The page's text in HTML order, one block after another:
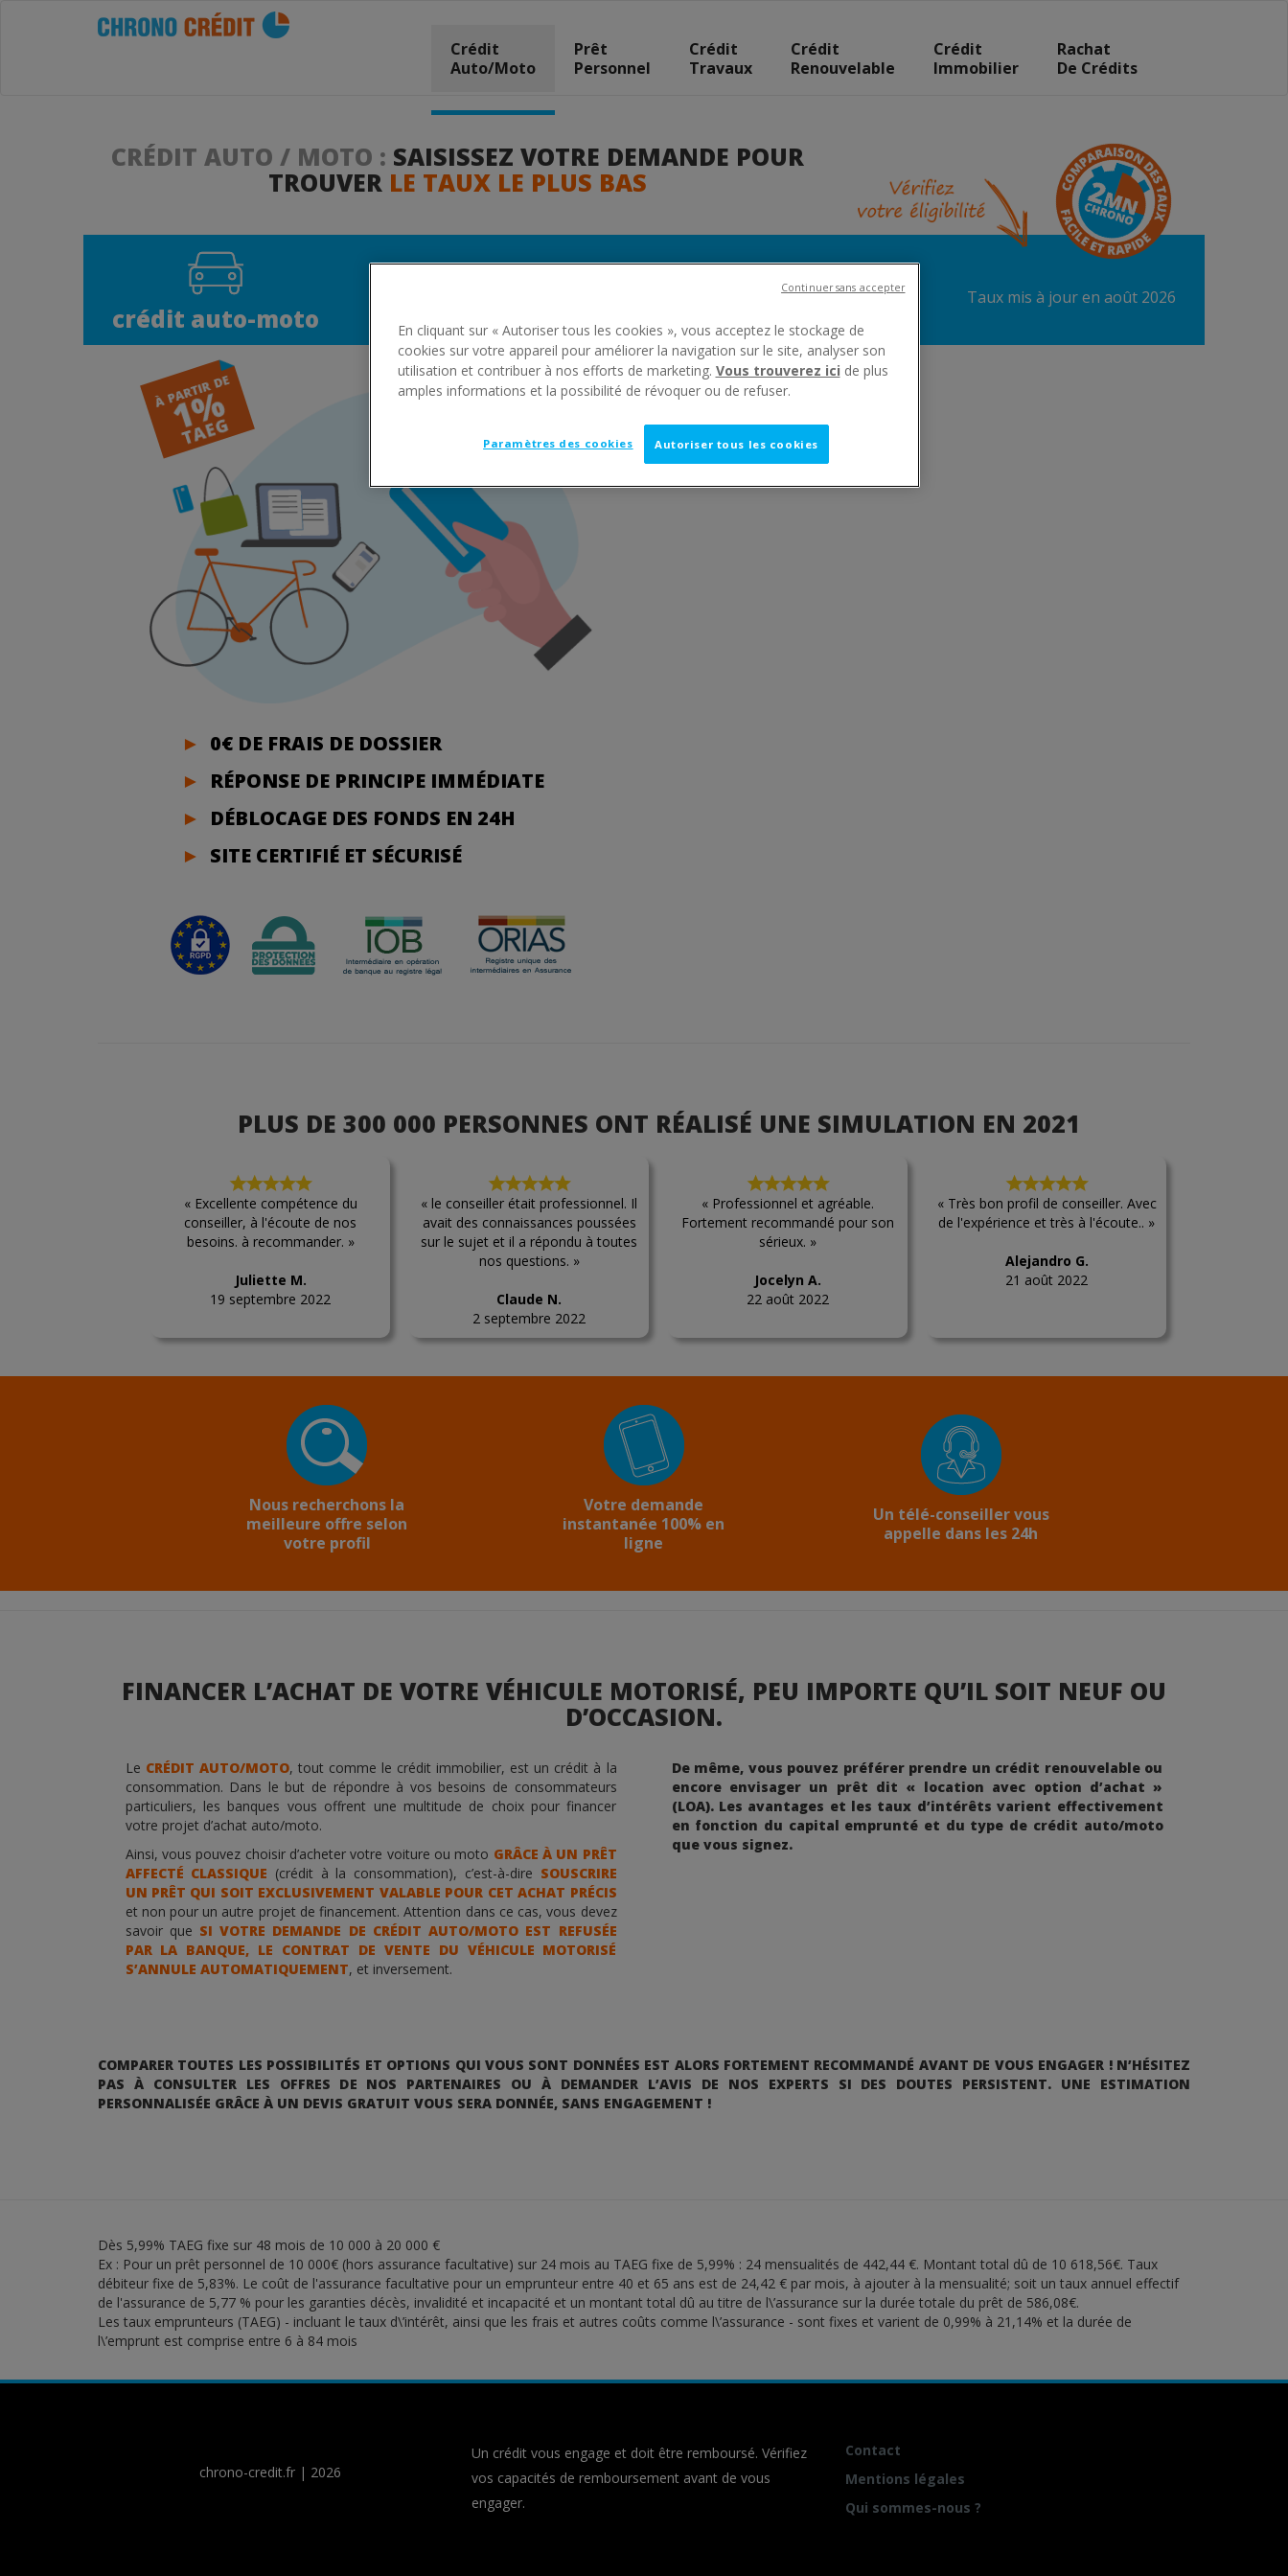
Crédit
Auto/moto
Prêt
Personnel
Crédit
Travaux
Crédit
Renouvelable
Crédit
Immobilier
Rachat
De Crédits
CRÉDIT AUTO / MOTO : SAISISSEZ VOTRE DEMANDE POUR
TROUVER LE TAUX LE PLUS BAS
crédit auto-moto
taux mis à jour en août 2026
► 0€ DE FRAIS DE DOSSIER
► RÉPONSE DE PRINCIPE IMMÉDIATE
► DÉBLOCAGE DES FONDS EN 24H
► SITE CERTIFIÉ ET SÉCURISÉ
PLUS DE 300 000 PERSONNES ONT RÉALISÉ UNE SIMULATION EN 2021
« Excellente compétence du
conseiller, à l'écoute de nos
besoins. à recommander. »
Juliette M.
19 septembre 2022
« le conseiller était professionnel. Il
avait des connaissances poussées
sur le sujet et il a répondu à toutes
nos questions. »
Claude N.
2 septembre 2022
« Professionnel et agréable.
Fortement recommandé pour son
sérieux. »
Jocelyn A.
22 août 2022
« Très bon profil de conseiller. Avec
de l'expérience et très à l'écoute.. »
Alejandro G.
21 août 2022
Nous recherchons la
meilleure offre selon
votre profil
Votre demande
instantanée 100% en
ligne
Un télé-conseiller vous
appelle dans les 24h
FINANCER L’ACHAT DE VOTRE VÉHICULE MOTORISÉ, PEU IMPORTE QU’IL SOIT NEUF OU
D’OCCASION.
Le CRÉDIT AUTO/MOTO, tout comme le crédit immobilier, est un crédit à la
consommation. Dans le but de répondre à vos besoins de consommateurs
particuliers, les banques vous offrent une multitude de choix pour financer
votre projet d’achat auto/moto.
Ainsi, vous pouvez choisir d’acheter votre voiture ou moto GRÂCE À UN PRÊT
AFFECTÉ CLASSIQUE (crédit à la consommation), c’est-à-dire SOUSCRIRE
UN PRÊT QUI SOIT EXCLUSIVEMENT VALABLE POUR CET ACHAT PRÉCIS
et non pour un autre projet de financement. Attention dans ce cas, vous devez
savoir que SI VOTRE DEMANDE DE CRÉDIT AUTO/MOTO EST REFUSÉE
PAR LA BANQUE, LE CONTRAT DE VENTE DU VÉHICULE MOTORISÉ
S’ANNULE AUTOMATIQUEMENT, et inversement.
De même, vous pouvez préférer prendre un crédit renouvelable ou
encore envisager un prêt dit « location avec option d’achat »
(LOA). Les avantages et les taux d’intérêts varient effectivement
en fonction du capital emprunté et du type de crédit auto/moto
que vous signez.
COMPARER TOUTES LES POSSIBILITÉS ET OPTIONS QUI VOUS SONT DONNÉES EST ALORS FORTEMENT RECOMMANDÉ AVANT DE VOUS ENGAGER ! N’HÉSITEZ
PAS À CONSULTER LES OFFRES DE NOS PARTENAIRES OU À DEMANDER L’AVIS DE NOS EXPERTS SI DES DOUTES PERSISTENT. UNE ESTIMATION
PERSONNALISÉE GRÂCE À UN DEVIS GRATUIT VOUS SERA DONNÉE, SANS ENGAGEMENT !
Dès 5,99% TAEG fixe sur 48 mois de 10 000 à 20 000 €
Ex : Pour un prêt personnel de 10 000€ (hors assurance facultative) sur 24 mois au TAEG fixe de 5,99% : 24 mensualités de 442,44 €. Montant total dû de 10 618,56€. Taux
débiteur fixe de 5,83%. Le coût de l'assurance facultative pour un emprunteur entre 40 et 65 ans est de 24,42 € par mois, à ajouter à la mensualité; soit un taux annuel effectif
de l'assurance de 5,77 % pour les garanties décès, invalidité et incapacité et un montant total dû au titre de l\’assurance sur la durée totale du prêt de 586,08€.
Les taux emprunteurs (TAEG) - incluant le taux d\’intérêt, ainsi que les frais et autres coûts comme l\’assurance - sont fixes et varient de 0,99% à 21,14% et la durée de
l\’emprunt est comprise entre 6 à 84 mois
chrono-credit.fr | 2026
Un crédit vous engage et doit être remboursé. Vérifiez
vos capacités de remboursement avant de vous
engager.
Contact
Mentions légales
Qui sommes-nous ?
En cliquant sur « Autoriser tous les cookies », vous acceptez le stockage de
cookies sur votre appareil pour améliorer la navigation sur le site, analyser son
utilisation et contribuer à nos efforts de marketing. Vous trouverez ici de plus
amples informations et la possibilité de révoquer ou de refuser.
Autoriser tous les cookies
Paramètres des cookies
Continuer sans accepter